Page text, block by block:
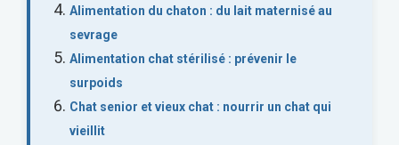
Alimentation du chaton : du lait maternisé au
sevrage
Alimentation chat stérilisé : prévenir le
surpoids
Chat senior et vieux chat : nourrir un chat qui
vieillit